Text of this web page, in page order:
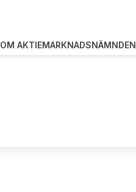
OM AKTIEMARKNADSNÄMNDEN